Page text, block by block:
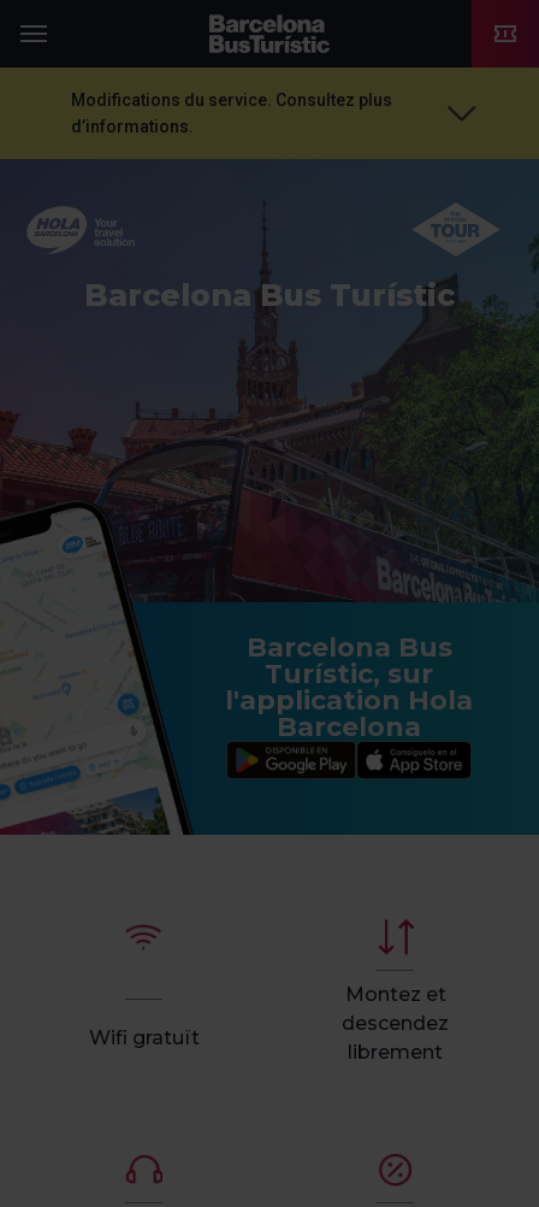
TMB-OCI
Modifications du service. Consultez plus
d’informations.
Barcelona Bus Turístic
Barcelona Bus
Turístic, sur
l'application Hola
Barcelona
Wifi gratuït
Montez et
descendez
librement